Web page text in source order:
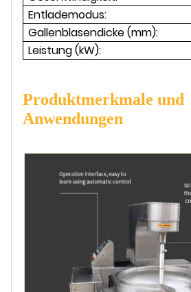
Entlademodus:
Gallenblasendicke (mm):
Leistung (kW):
Produktmerkmale und
Anwendungen